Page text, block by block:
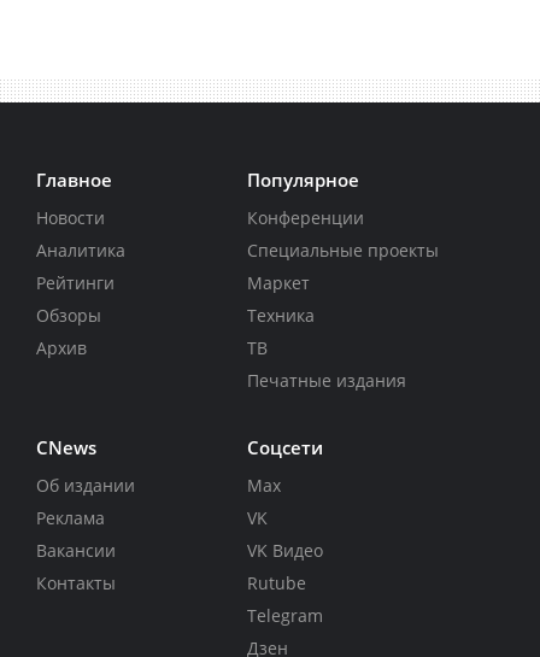
Главное
Новости
Аналитика
Рейтинги
Обзоры
Архив
Популярное
Конференции
Специальные проекты
Маркет
Техника
ТВ
Печатные издания
CNews
Об издании
Реклама
Вакансии
Контакты
Соцсети
Max
VK
VK Видео
Rutube
Telegram
Дзен